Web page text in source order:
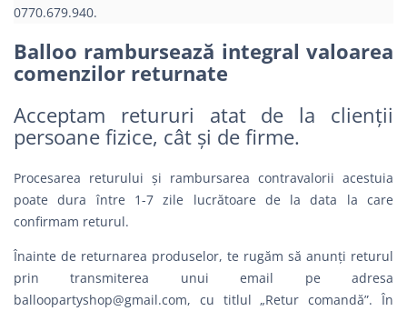
0770.679.940.
Balloo rambursează integral valoarea
comenzilor returnate
Acceptam retururi atat de la clienții
persoane fizice, cât și de firme.
Procesarea returului și rambursarea contravalorii acestuia
poate dura între 1-7 zile lucrătoare de la data la care
confirmam returul.
Înainte de returnarea produselor, te rugăm să anunți returul
prin transmiterea unui email pe adresa
balloopartyshop@gmail.com, cu titlul „Retur comandă”. În